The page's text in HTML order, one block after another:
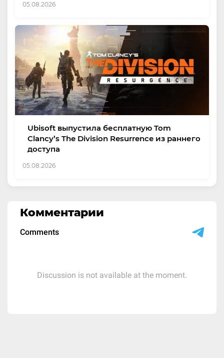
05.08.2026
Ubisoft выпустила бесплатную Tom
Clancy’s The Division Resurrence из раннего
доступа
05.08.2026
Комментарии